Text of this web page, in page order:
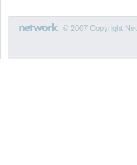
© 2007 Copyright